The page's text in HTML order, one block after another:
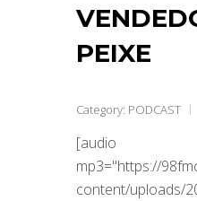
PEIXE
Category: PODCAST
[audio
mp3="https://
content/uploads/